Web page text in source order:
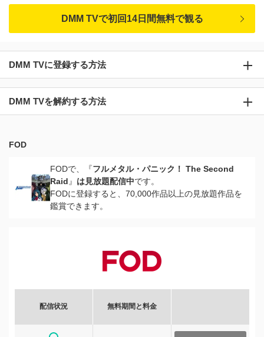
DMM TVで初回14日間無料で観る
DMM TVに登録する方法
DMM TVを解約する方法
FOD
FODで、『フルメタル・パニック！ The Second
Raid 』 は見放題配信中です。
FODに登録すると、70,000作品以上の見放題作品を
鑑賞できます。
配信状況 無料期間と料金